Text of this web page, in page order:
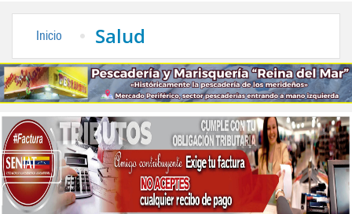
Inicio Salud